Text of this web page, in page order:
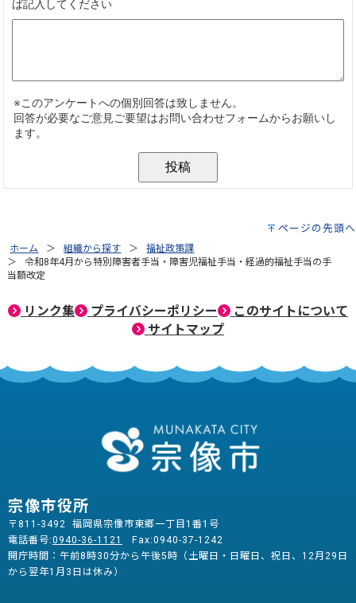
ページの先頭へ
ホーム 組織から探す
福祉政策課
令和8年4月から特別障害者手当・障害児福祉手当・経過的福祉手当の手
当額改定
リンク集 プライバシーポリシー
このサイトについて
サイトマップ
宗像市役所
〒811-3492 福岡県宗像市東郷一丁目1番1号
電話番号:0940-36-1121
Fax:0940-37-1242
開庁時間：午前8時30分から午後5時（土曜日・日曜日、祝日、12月29日
から翌年1月3日は休み）